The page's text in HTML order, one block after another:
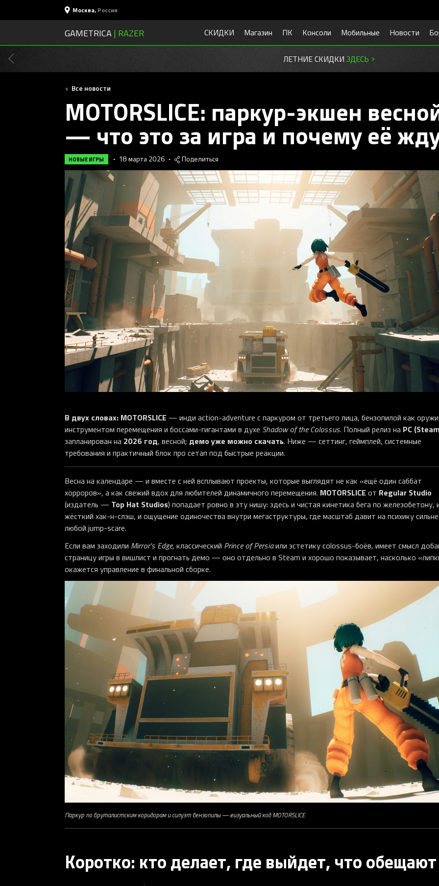
Москва, Россия
GAMETRICA | RAZER СКИДКИ Магазин ПК Консоли Мобильные Новости
ЛЕТНИЕ СКИДКИ ЗДЕСЬ >
Все новости
MOTORSLICE: паркур-экшен
— что это за игра и почему её
НОВЫЕ ИГРЫ • 18 марта 2026 • Поделиться
В двух словах: MOTORSLICE — инди action-adventure с паркуром от третьего лица, бензопилой как
инструментом перемещения и боссами-гигантами в духе Shadow of the Colossus. Полный релиз на PC
запланирован на 2026 год, весной; демо уже можно скачать. Ниже — сеттинг, геймплей, системные
требования и практичный блок про сетап под быстрые реакции.
Весна на календаре — и вместе с ней всплывают проекты, которые выглядят не как «ещё один саббат
хорроров», а как свежий вдох для любителей динамичного перемещения. MOTORSLICE от Regular Studio
(издатель — Top Hat Studios) попадает ровно в эту нишу: здесь и чистая кинетика бега по железобетону,
жёсткий хак-н-слэш, и ощущение одиночества внутри мегаструктуры, где масштаб давит на психику
любой jump-scare.
Если вам заходили Mirror's Edge, классический Prince of Persiaили эстетику colossus-боёв, имеет смысл
страницу игры в вишлист и прогнать демо — оно отдельно в Steam и хорошо показывает, насколько
окажется управление в финальной сборке.
Паркур по бруталистским коридорам и силуэт бензопилы — визуальный код MOTORSLICE
Коротко: кто делает, где выйдет, что обещают